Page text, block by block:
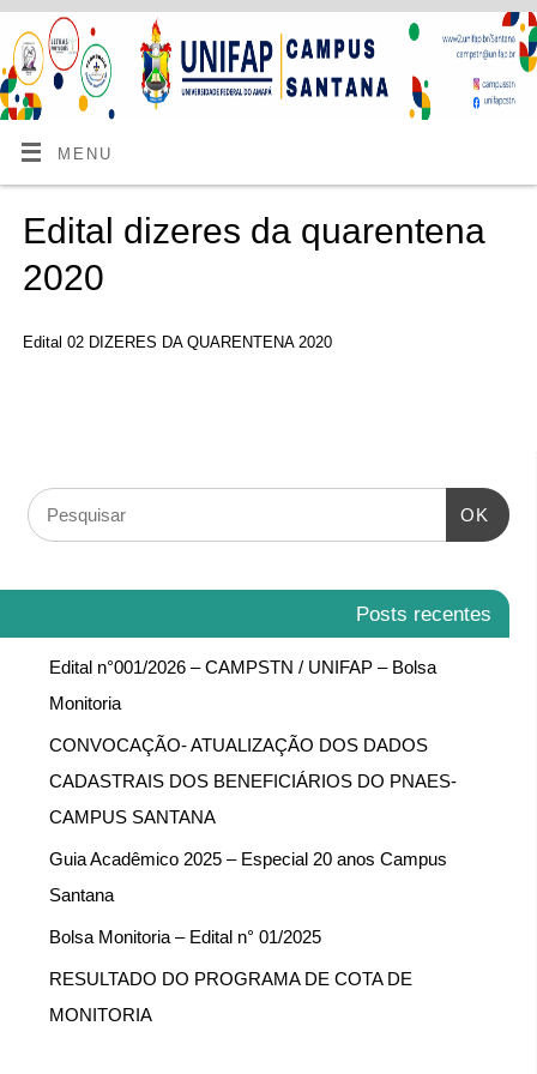
MENU
Edital dizeres da quarentena
2020
Edital 02 DIZERES DA QUARENTENA 2020
OK
Posts recentes
Edital n°001/2026 – CAMPSTN / UNIFAP – Bolsa
Monitoria
CONVOCAÇÃO- ATUALIZAÇÃO DOS DADOS
CADASTRAIS DOS BENEFICIÁRIOS DO PNAES-
CAMPUS SANTANA
Guia Acadêmico 2025 – Especial 20 anos Campus
Santana
Bolsa Monitoria – Edital n° 01/2025
RESULTADO DO PROGRAMA DE COTA DE
MONITORIA